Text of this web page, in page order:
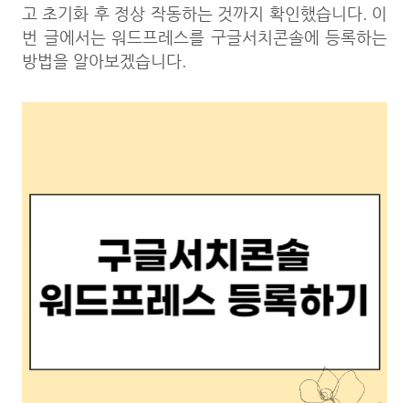
고 초기화 후 정상 작동하는 것까지 확인했습니다. 이
번 글에서는 워드프레스를 구글서치콘솔에 등록하는
방법을 알아보겠습니다.